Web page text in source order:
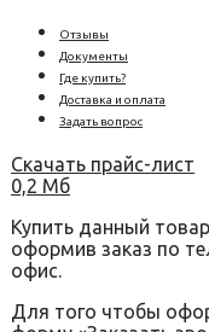
Отзывы
Документы
Где купить?
Доставка и оплата
Задать вопрос
Скачать прайс-лист
0,2 Мб
Купить данный
оформив заказ по
офис.
Для того чтобы